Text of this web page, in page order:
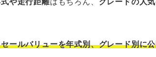
や走行距離はもちろん、 グレードの人気
ールバリューを年式別、グレード別に